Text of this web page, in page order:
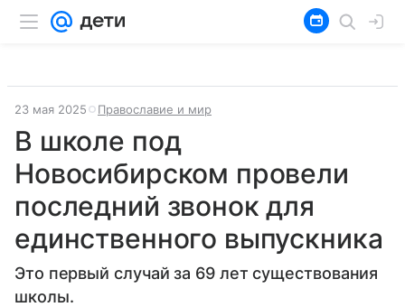
23 мая 2025 Православие и мир
В школе под
Новосибирском провели
последний звонок для
единственного выпускника
Это первый случай за 69 лет существования
школы.